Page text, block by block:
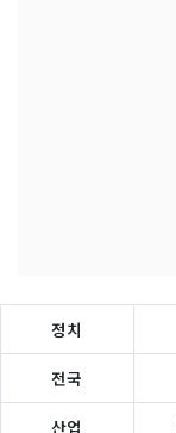
정치
전국
산업